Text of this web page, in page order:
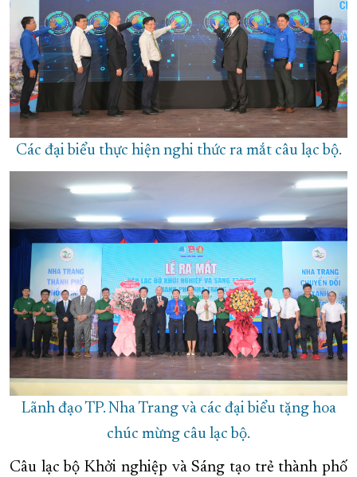
Các đại biểu thực hiện nghi thức ra mắt câu lạc bộ.
Lãnh đạo TP. Nha Trang và các đại biểu tặng hoa
chúc mừng câu lạc bộ.
Câu lạc bộ Khởi nghiệp và Sáng tạo trẻ thành phố